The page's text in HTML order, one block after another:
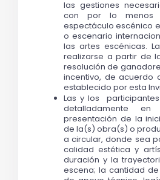
las gestiones
con por lo
espectáculo escénico
o escenario
las artes escénicas.
realizarse a partir de
resolución de
incentivo, de acuerdo
establecido por esta
Las y los
detalladamente
presentación de la
de la(s) obra(s) o
a circular, donde sea
calidad estética y
duración y la
escena; la cantidad